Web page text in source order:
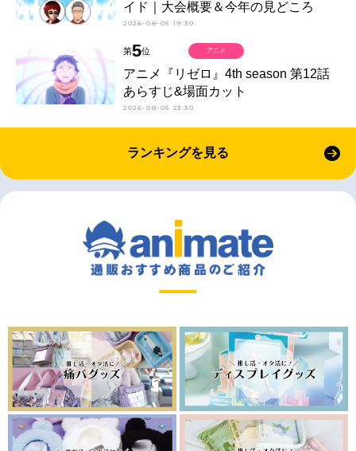
イド｜大会概要＆今年の見どころ
2026-08-05 19:30
第5位
アニメ『リゼロ』4th season 第12話
あらすじ&場面カット
2026-08-05 23:30
アニメ
ランキングを見る